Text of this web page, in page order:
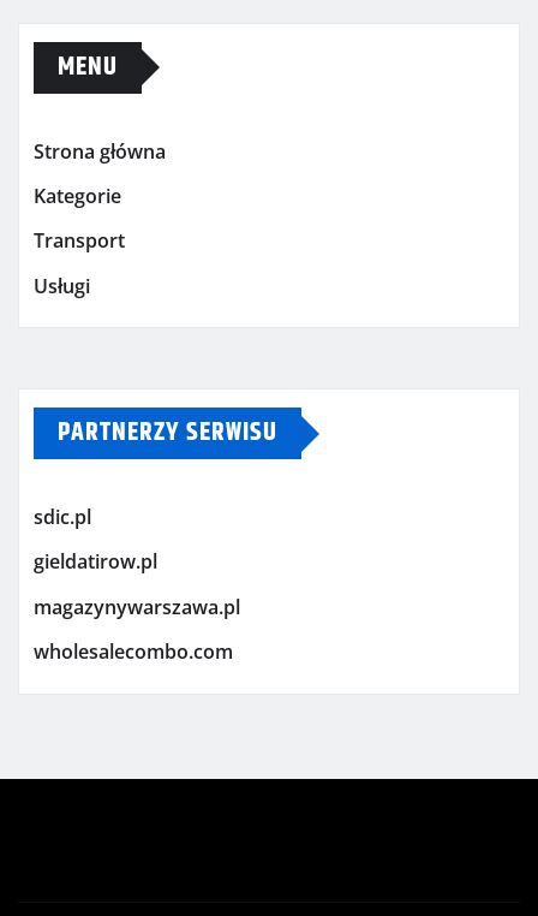
MENU
Strona główna
Kategorie
Transport
Usługi
PARTNERZY SERWISU
sdic.pl
gieldatirow.pl
magazynywarszawa.pl
wholesalecombo.com